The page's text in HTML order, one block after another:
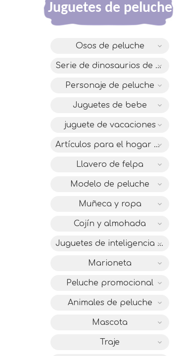
Juguetes de peluche
Osos de peluche
Serie de dinosaurios de diseño original DAC
Personaje de peluche
Juguetes de bebe
juguete de vacaciones
Artículos para el hogar de felpa
Llavero de felpa
Modelo de peluche
Muñeca y ropa
Cojín y almohada
Juguetes de inteligencia IC
Marioneta
Peluche promocional
Animales de peluche
Mascota
Traje